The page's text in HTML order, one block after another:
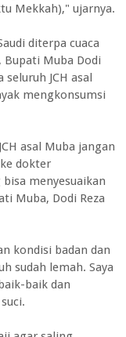
Mekkah)," ujarnya.
diterpa cuaca
Bupati Muba Dodi
JCH asal
mengkonsumsi
asal Muba jangan
dokter
menyesuaikan
Muba, Dodi Reza
kondisi badan dan
sudah lemah. Saya
baik dan